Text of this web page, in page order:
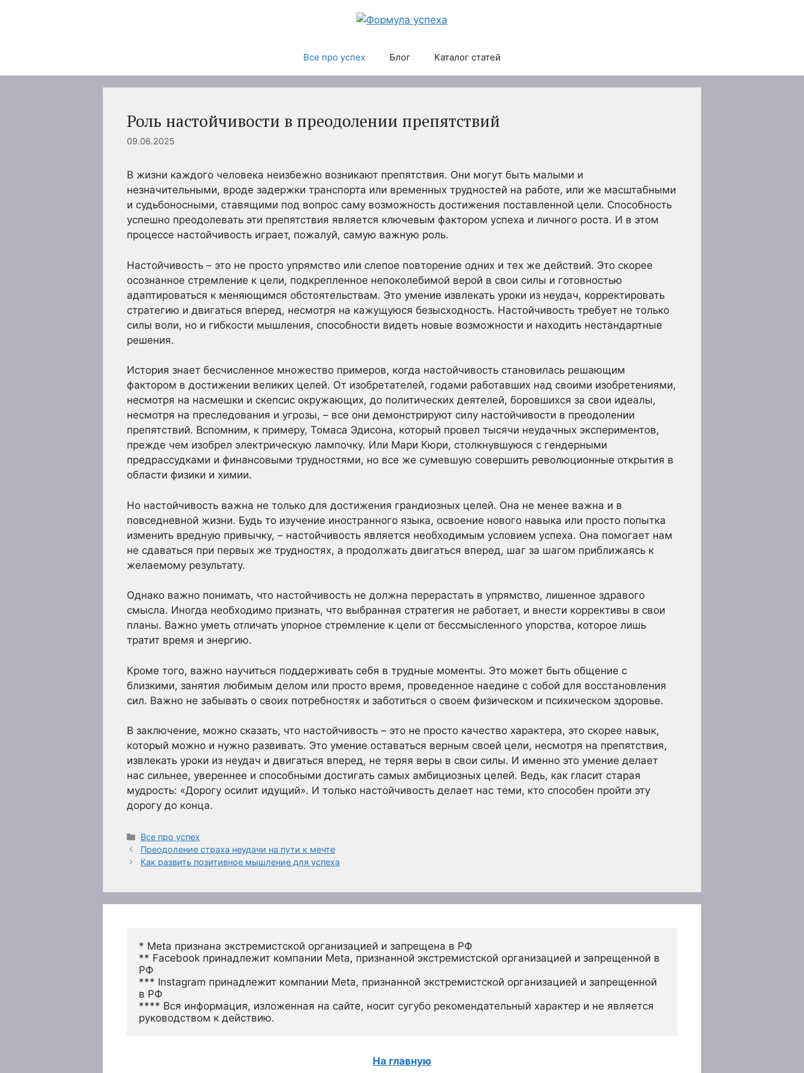
Все про успех Блог Каталог статей
Роль настойчивости в преодолении препятствий
09.06.2025
В жизни каждого человека неизбежно возникают препятствия. Они могут быть малыми и
незначительными, вроде задержки транспорта или временных трудностей на работе, или же масштабными
и судьбоносными, ставящими под вопрос саму возможность достижения поставленной цели. Способность
успешно преодолевать эти препятствия является ключевым фактором успеха и личного роста. И в этом
процессе настойчивость играет, пожалуй, самую важную роль.
Настойчивость – это не просто упрямство или слепое повторение одних и тех же действий. Это скорее
осознанное стремление к цели, подкрепленное непоколебимой верой в свои силы и готовностью
адаптироваться к меняющимся обстоятельствам. Это умение извлекать уроки из неудач, корректировать
стратегию и двигаться вперед, несмотря на кажущуюся безысходность. Настойчивость требует не только
силы воли, но и гибкости мышления, способности видеть новые возможности и находить нестандартные
решения.
История знает бесчисленное множество примеров, когда настойчивость становилась решающим
фактором в достижении великих целей. От изобретателей, годами работавших над своими изобретениями,
несмотря на насмешки и скепсис окружающих, до политических деятелей, боровшихся за свои идеалы,
несмотря на преследования и угрозы, – все они демонстрируют силу настойчивости в преодолении
препятствий. Вспомним, к примеру, Томаса Эдисона, который провел тысячи неудачных экспериментов,
прежде чем изобрел электрическую лампочку. Или Мари Кюри, столкнувшуюся с гендерными
предрассудками и финансовыми трудностями, но все же сумевшую совершить революционные открытия в
области физики и химии.
Но настойчивость важна не только для достижения грандиозных целей. Она не менее важна и в
повседневной жизни. Будь то изучение иностранного языка, освоение нового навыка или просто попытка
изменить вредную привычку, – настойчивость является необходимым условием успеха. Она помогает нам
не сдаваться при первых же трудностях, а продолжать двигаться вперед, шаг за шагом приближаясь к
желаемому результату.
Однако важно понимать, что настойчивость не должна перерастать в упрямство, лишенное здравого
смысла. Иногда необходимо признать, что выбранная стратегия не работает, и внести коррективы в свои
планы. Важно уметь отличать упорное стремление к цели от бессмысленного упорства, которое лишь
тратит время и энергию.
Кроме того, важно научиться поддерживать себя в трудные моменты. Это может быть общение с
близкими, занятия любимым делом или просто время, проведенное наедине с собой для восстановления
сил. Важно не забывать о своих потребностях и заботиться о своем физическом и психическом здоровье.
В заключение, можно сказать, что настойчивость – это не просто качество характера, это скорее навык,
который можно и нужно развивать. Это умение оставаться верным своей цели, несмотря на препятствия,
извлекать уроки из неудач и двигаться вперед, не теряя веры в свои силы. И именно это умение делает
нас сильнее, увереннее и способными достигать самых амбициозных целей. Ведь, как гласит старая
мудрость: «Дорогу осилит идущий». И только настойчивость делает нас теми, кто способен пройти эту
дорогу до конца.
Рубрики
Все про успех
Преодоление страха неудачи на пути к мечте
Как развить позитивное мышление для успеха
* Meta признана экстремистской организацией и запрещена в РФ
** Facebook принадлежит компании Meta, признанной экстремистской организацией и запрещенной в
РФ
*** Instagram принадлежит компании Meta, признанной экстремистской организацией и запрещенной
в РФ
**** Вся информация, изложенная на сайте, носит сугубо рекомендательный характер и не является
руководством к действию.
На главную